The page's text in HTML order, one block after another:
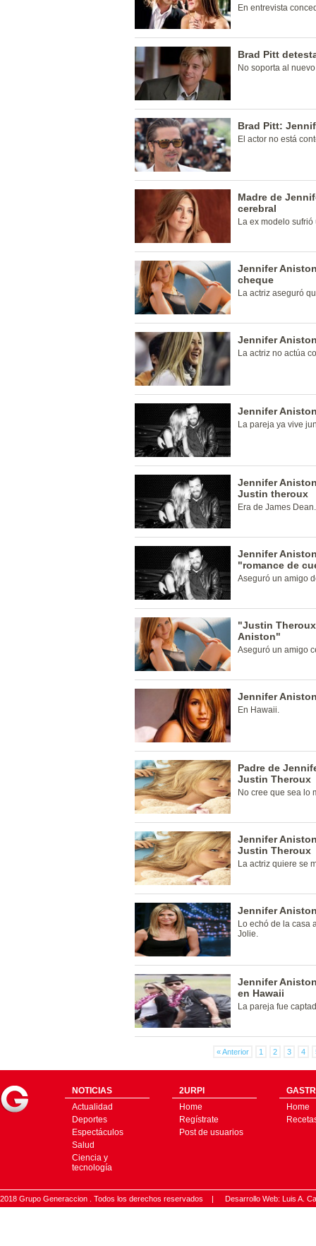
En entrevista
Brad Pitt
No soporta al
Brad Pitt:
El actor no está
Madre de
cerebral
La ex modelo
Jennifer
cheque
La actriz aseguró
Jennifer
La actriz no actúa
Jennifer
La pareja ya vive
Jennifer
Justin theroux
Era de James Dean.
Jennifer
"romance de
Aseguró un amigo
"Justin
Aniston"
Aseguró un amigo
Jennifer
En Hawaii.
Padre de
Justin Theroux
No cree que sea lo
Jennifer
Justin Theroux
La actriz quiere se
Jennifer
Lo echó de la casa
Jolie.
Jennifer
en Hawaii
La pareja fue
« Anterior 1 2 3 4
NOTICIAS
Actualidad
Deportes
Espectáculos
Salud
Ciencia y
tecnología
2URPI
Home
Regístrate
Post de usuarios
Home
2018 Grupo Generaccion . Todos los derechos reservados | Desarrollo Web: Luis